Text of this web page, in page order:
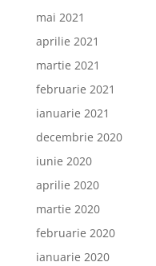
mai 2021
aprilie 2021
martie 2021
februarie 2021
ianuarie 2021
decembrie 2020
iunie 2020
aprilie 2020
martie 2020
februarie 2020
ianuarie 2020